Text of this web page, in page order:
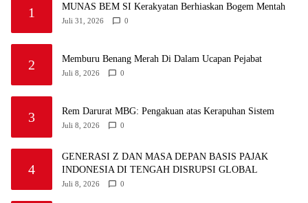
1 MUNAS BEM SI Kerakyatan Berhiaskan Bogem Mentah
Juli 31, 2026 0
2 Memburu Benang Merah Di Dalam Ucapan Pejabat
Juli 8, 2026 0
3 Rem Darurat MBG: Pengakuan atas Kerapuhan Sistem
Juli 8, 2026 0
4
GENERASI Z DAN MASA DEPAN BASIS PAJAK
INDONESIA DI TENGAH DISRUPSI GLOBAL
Juli 8, 2026 0